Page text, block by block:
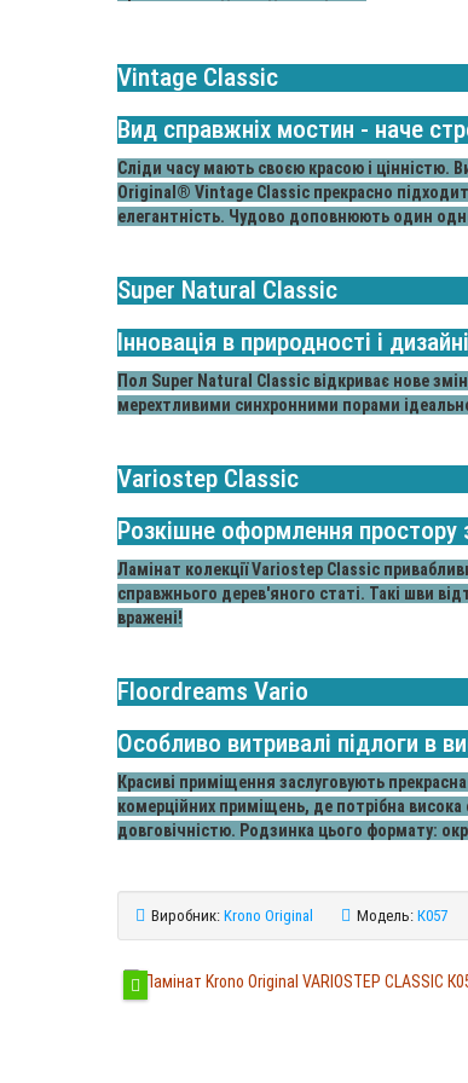
Vintage Classic
Вид справжніх мостин - наче
Сліди часу мають своєю красою і цінністю.
Original® Vintage Classic прекрасно
елегантність. Чудово доповнюють один
Super Natural Classic
Інновація в природності і дизайні
Пол Super Natural Classic відкриває нове
мерехтливими синхронними порами
Variostep Classic
Розкішне оформлення простору
Ламінат колекції Variostep Classic
справжнього дерев'яного статі. Такі шви
вражені!
Floordreams Vario
Особливо витривалі підлоги в
Красиві приміщення заслуговують
комерційних приміщень, де потрібна
довговічністю. Родзинка цього формату:
Виробник: Krono Original Модель: К057